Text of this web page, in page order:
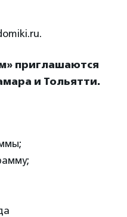
приглашаются
и Тольятти.